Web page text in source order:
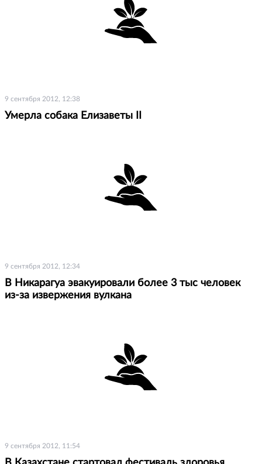
9 сентября 2012, 12:38
Умерла собака Елизаветы II
9 сентября 2012, 12:34
В Никарагуа эвакуировали более 3 тыс человек
из-за извержения вулкана
9 сентября 2012, 11:54